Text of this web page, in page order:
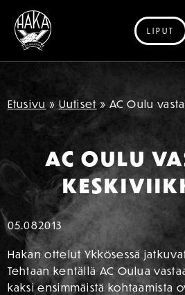
Siirry sisältöön
LIPUT
Etusivu » Uutiset » AC Oulu
AC OULU
05.082013
Hakan ottelut Ykkösessä
Tehtaan kentällä AC Oulua
kaksi ensimmäistä kohtaamista